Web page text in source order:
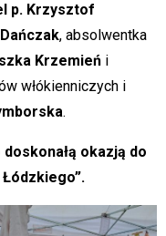
p. Krzysztof
, absolwentka
Krzemień i
włókienniczych i
.
okazją do